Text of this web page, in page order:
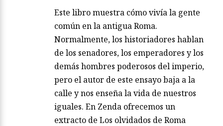
Este libro muestra cómo vivía la gente
común en la antigua Roma.
Normalmente, los historiadores hablan
de los senadores, los emperadores y los
demás hombres poderosos del imperio,
pero el autor de este ensayo baja a la
calle y nos enseña la vida de nuestros
iguales. En Zenda ofrecemos un
extracto de Los olvidados de Roma